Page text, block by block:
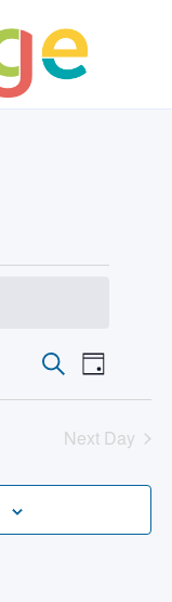
Events
Search
and
Views
SearchEvent
Views
Day
Next Day